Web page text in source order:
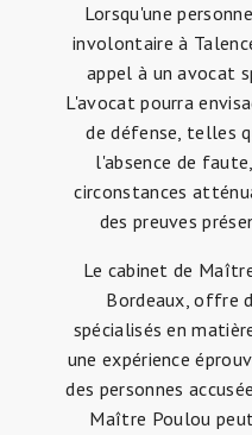
Lorsqu'une
involontaire à
appel à un avocat
L'avocat pourra
de défense, telles
l'absence de
circonstances
des preuves
Le cabinet de
Bordeaux, offre
spécialisés en
une expérience
des personnes
Maître Poulou